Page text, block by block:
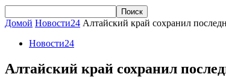
Домой Новости24 Алтайский край сохранил
Новости24
Алтайский край сохранил